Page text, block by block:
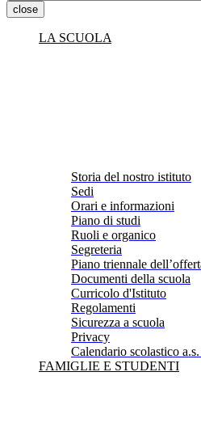
close
LA SCUOLA
Storia del nostro istituto
Sedi
Orari e informazioni
Piano di studi
Ruoli e organico
Segreteria
Piano triennale
Documenti della scuola
Curricolo d'Istituto
Regolamenti
Sicurezza a scuola
Privacy
Calendario scolastico
FAMIGLIE E STUDENTI